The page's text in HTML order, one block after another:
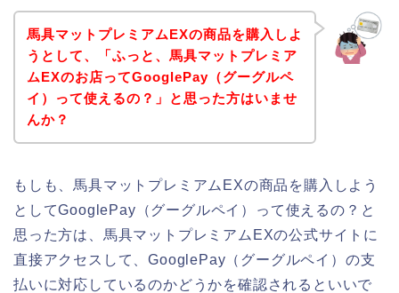
馬具マットプレミアムEXの商品を購入しよ
うとして、「ふっと、馬具マットプレミア
ムEXのお店ってGooglePay（グーグルペ
イ）って使えるの？」と思った方はいませ
んか？
もしも、馬具マットプレミアムEXの商品を購入しよう
としてGooglePay（グーグルペイ）って使えるの？と
思った方は、馬具マットプレミアムEXの公式サイトに
直接アクセスして、GooglePay（グーグルペイ）の支
払いに対応しているのかどうかを確認されるといいで